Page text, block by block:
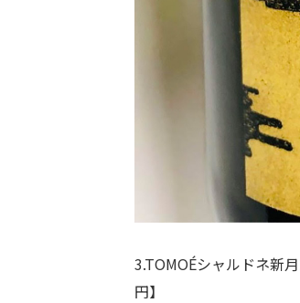
3.TOMOÉシャルドネ新
円】